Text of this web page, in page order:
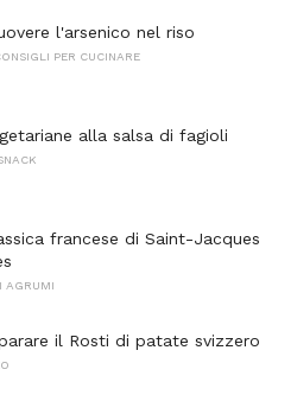
l'arsenico nel riso
PER CUCINARE
alla salsa di fagioli
francese di Saint-Jacques
AGRUMI
il Rosti di patate svizzero